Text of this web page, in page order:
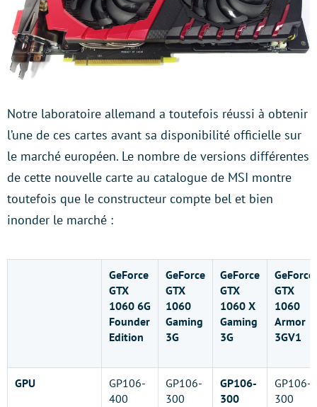
Notre laboratoire allemand a toutefois réussi à obtenir
l’une de ces cartes avant sa disponibilité officielle sur
le marché européen. Le nombre de versions différentes
de cette nouvelle carte au catalogue de MSI montre
toutefois que le constructeur compte bel et bien
inonder le marché :
GeForce
GTX
1060 6G
Founder
Edition
GeForce
GTX
1060
Gaming
3G
GeForce
GTX
1060 X
Gaming
3G
GeForce
GTX
1060
Armor
3GV1
GPU
GP106-
400
GP106-
300
GP106-
300
GP106-
300